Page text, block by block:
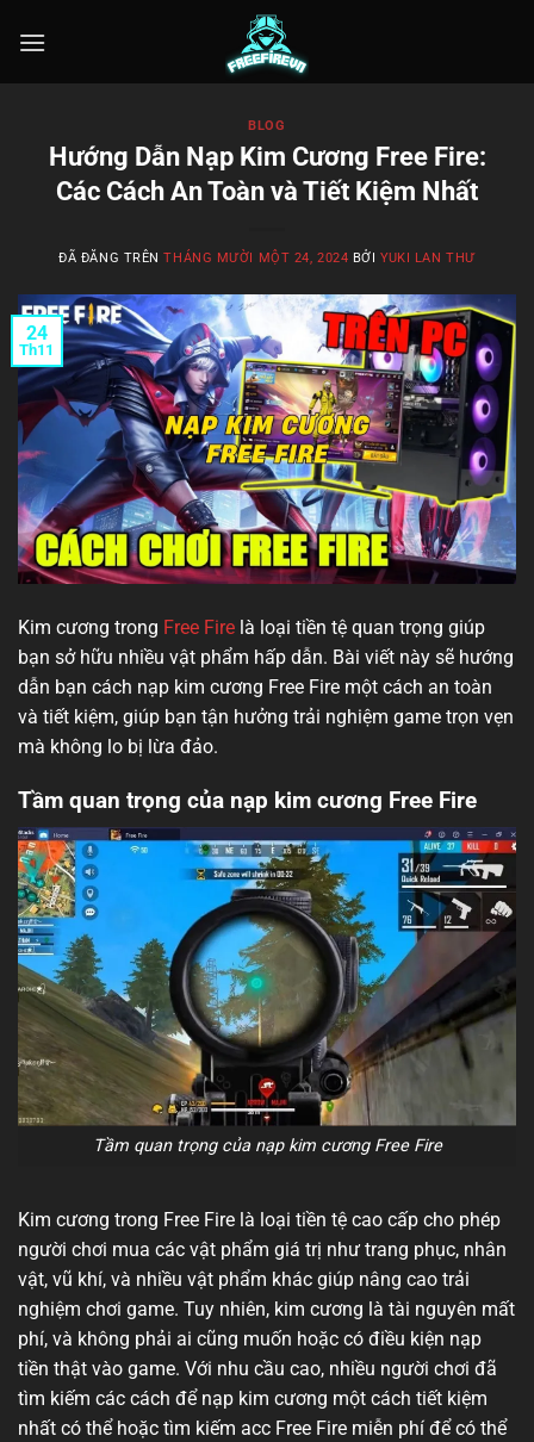
đến
BLOG
Hướng Dẫn Nạp Kim Cương Free Fire:
Các Cách An Toàn và Tiết Kiệm Nhất
ĐÃ ĐĂNG TRÊNTHÁNG MƯỜI MỘT 24, 2024 BỞIYUKI LAN THƯ
24
Th11
Kim cương trong Free Fire là loại tiền tệ quan trọng giúp
bạn sở hữu nhiều vật phẩm hấp dẫn. Bài viết này sẽ hướng
dẫn bạn cách nạp kim cương Free Fire một cách an toàn
và tiết kiệm, giúp bạn tận hưởng trải nghiệm game trọn vẹn
mà không lo bị lừa đảo.
Tầm quan trọng của nạp kim cương Free Fire
Tầm quan trọng của nạp kim cương Free Fire
Kim cương trong Free Fire là loại tiền tệ cao cấp cho phép
người chơi mua các vật phẩm giá trị như trang phục, nhân
vật, vũ khí, và nhiều vật phẩm khác giúp nâng cao trải
nghiệm chơi game. Tuy nhiên, kim cương là tài nguyên mất
phí, và không phải ai cũng muốn hoặc có điều kiện nạp
tiền thật vào game. Với nhu cầu cao, nhiều người chơi đã
tìm kiếm các cách để nạp kim cương một cách tiết kiệm
nhất có thể hoặc tìm kiếm acc Free Fire miễn phí để có thể